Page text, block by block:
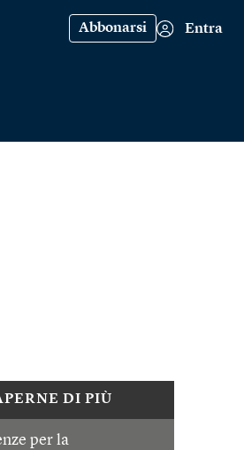
Abbonarsi Entra
DI PIÙ
per la